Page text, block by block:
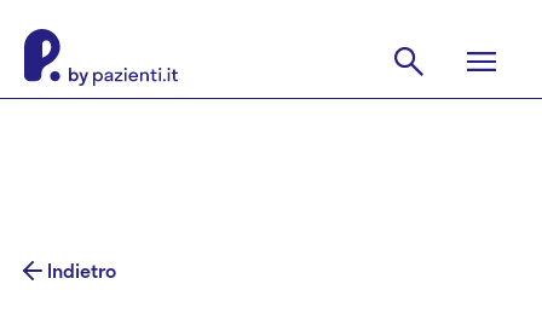
Indietro